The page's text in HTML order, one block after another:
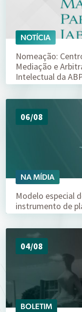
NOTÍCIA
Nomeação:
Mediação e
Intelectual da
06/08
NA MÍDIA
Modelo especial
instrumento de
04/08
BOLETIM